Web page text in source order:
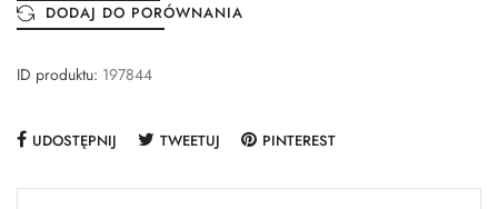
DODAJ DO PORÓWNANIA
ID produktu: 197844
UDOSTĘPNIJ TWEETUJ PINTEREST